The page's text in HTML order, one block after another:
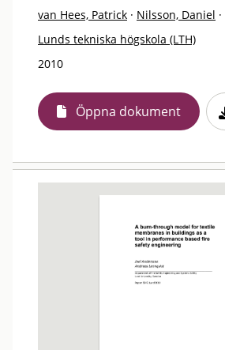
van Hees, Patrick · Nilsson, Daniel ·
Lunds tekniska högskola (LTH)
2010
Öppna dokument